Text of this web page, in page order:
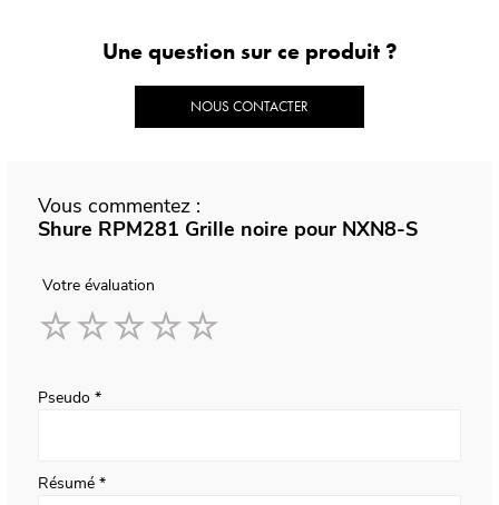
Une question sur ce produit ?
NOUS CONTACTER
Vous commentez :
Shure RPM281 Grille noire pour NXN8-S
Votre évaluation
Pseudo
Résumé